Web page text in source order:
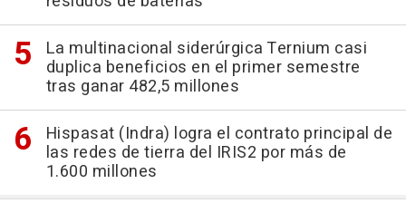
La multinacional siderúrgica Ternium casi
duplica beneficios en el primer semestre
tras ganar 482,5 millones
Hispasat (Indra) logra el contrato principal de
las redes de tierra del IRIS2 por más de
1.600 millones